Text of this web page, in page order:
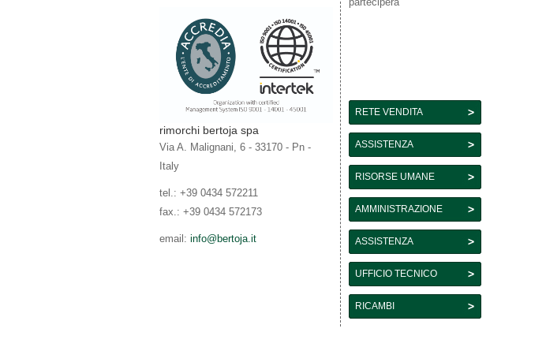
rimorchi bertoja spa
Via A. Malignani, 6 - 33170 - Pn -
Italy
tel.: +39 0434 572211
fax.: +39 0434 572173
email: info@bertoja.it
RETE VENDITA
ASSISTENZA
RISORSE UMANE
AMMINISTRAZIONE
ASSISTENZA
UFFICIO TECNICO
RICAMBI